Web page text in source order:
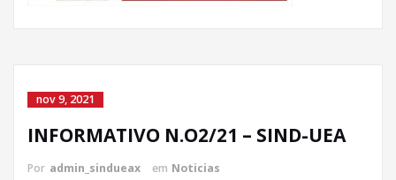
nov 9, 2021
INFORMATIVO N.O2/21 – SIND-UEA
Por admin_sindueax em Noticias